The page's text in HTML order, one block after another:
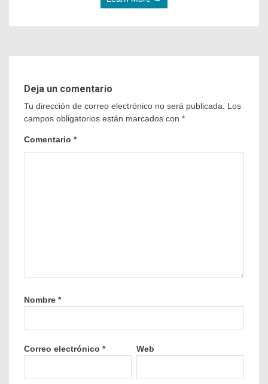
Deja un comentario
Tu dirección de correo electrónico no será publicada.
Los
campos obligatorios están marcados con *
Comentario *
Nombre *
Correo electrónico * Web